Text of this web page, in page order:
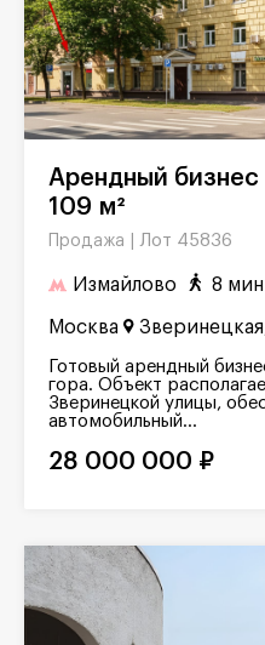
Арендный бизнес Мясной магазин,
109 м²
Продажа | Лот 45836
Измайлово 8 мин
Москва
Готовый арендный
гора. Объект
Зверинецкой улицы,
автомобильный...
28 000 000 ₽